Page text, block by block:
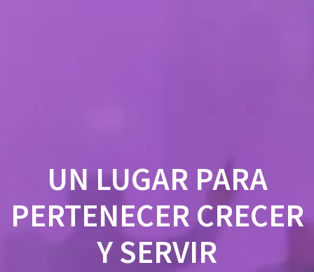
UN LUGAR PARA
PERTENECER CRECER
Y SERVIR